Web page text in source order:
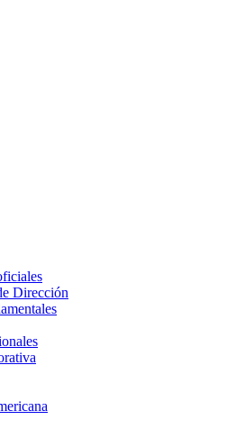
Dirección